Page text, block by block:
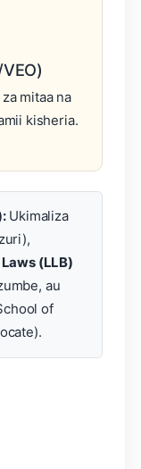
mitaa na
kisheria.
Ukimaliza
(LLB)
au
of